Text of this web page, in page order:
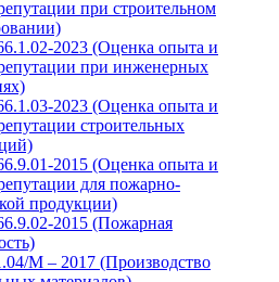
при строительном
2023 (Оценка опыта и
при инженерных
2023 (Оценка опыта и
строительных
2015 (Оценка опыта и
для пожарно-
продукции)
2015 (Пожарная
М – 2017 (Производство